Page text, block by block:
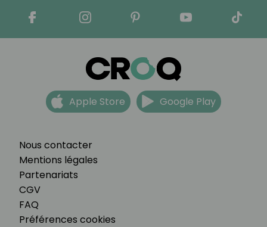
Nous contacter
Mentions légales
Partenariats
CGV
FAQ
Préférences cookies
Apple Store Google Play